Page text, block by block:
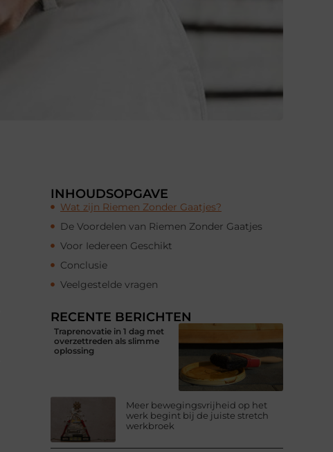
INHOUDSOPGAVE
Wat zijn Riemen Zonder Gaatjes?
De Voordelen van Riemen Zonder Gaatjes
Voor Iedereen Geschikt
Conclusie
Veelgestelde vragen
RECENTE BERICHTEN
Traprenovatie in 1 dag met
overzettreden als slimme
oplossing
Meer bewegingsvrijheid op het
werk begint bij de juiste stretch
werkbroek